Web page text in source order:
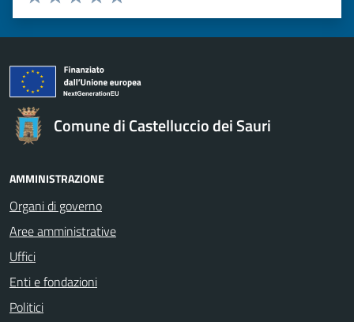
Valuta 5 stelle su 5
Valuta 4 stelle su 5
Valuta 3 stelle su 5
Valuta 2 stelle su 5
Valuta 1 stelle su 5
Comune di Castelluccio dei Sauri
AMMINISTRAZIONE
Organi di governo
Aree amministrative
Uffici
Enti e fondazioni
Politici